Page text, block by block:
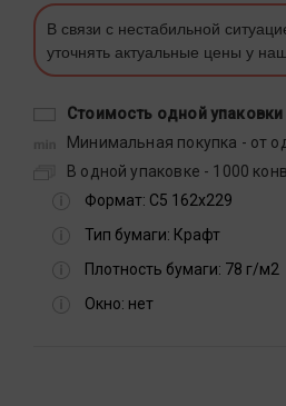
В связи с нестабильной
уточнять актуальные цены у
Стоимость одной упаковки
Минимальная покупка - от
В одной упаковке - 1000
Формат: С5 162х229
Тип бумаги: Крафт
Плотность бумаги: 78 г/м2
Окно: нет